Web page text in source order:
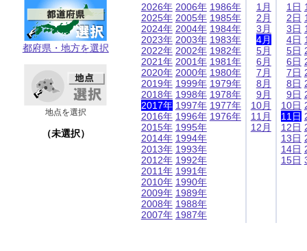
都府県・地方を選択
地点を選択
（未選択）
2026年
2025年
2024年
2023年
2022年
2021年
2020年
2019年
2018年
2017年
2016年
2015年
2014年
2013年
2012年
2011年
2010年
2009年
2008年
2007年
2006年
2005年
2004年
2003年
2002年
2001年
2000年
1999年
1998年
1997年
1996年
1995年
1994年
1993年
1992年
1991年
1990年
1989年
1988年
1987年
1986年
1985年
1984年
1983年
1982年
1981年
1980年
1979年
1978年
1977年
1976年
1月
2月
3月
4月
5月
6月
7月
8月
9月
10月
11月
12月
1日
2日
3日
4日
5日
6日
7日
8日
9日
10日
11日
12日
13日
14日
15日